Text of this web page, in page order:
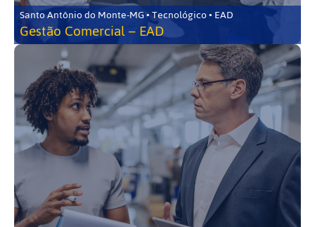
Santo Antônio do Monte-MG • Tecnológico • EAD
Gestão Comercial – EAD